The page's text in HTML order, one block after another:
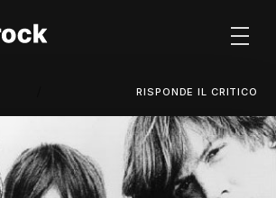
RISPONDE IL CRITICO